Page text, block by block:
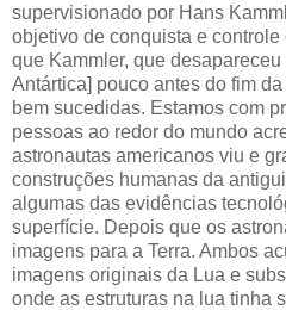
supervisionado por Hans
objetivo de conquista e
que Kammler, que
Antártica] pouco antes do fim
bem sucedidas. Estamos com
pessoas ao redor do mundo
astronautas americanos viu e
construções humanas da
algumas das evidências
superfície. Depois que os
imagens para a Terra. Ambos
imagens originais da Lua e
onde as estruturas na lua tinha